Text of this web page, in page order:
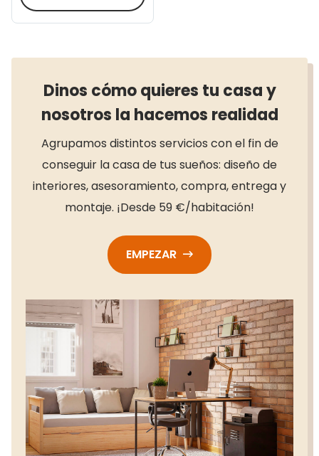
Dinos cómo quieres tu casa y
nosotros la hacemos realidad
Agrupamos distintos servicios con el fin de
conseguir la casa de tus sueños: diseño de
interiores, asesoramiento, compra, entrega y
montaje. ¡Desde 59 €/habitación!
EMPEZAR